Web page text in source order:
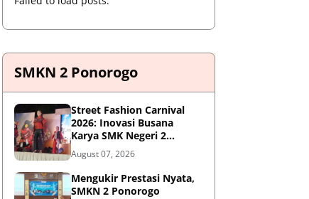
SMKN 2 Ponorogo
Street Fashion Carnival
2026: Inovasi Busana
Karya SMK Negeri 2
Ponorogo
August 07, 2026
Mengukir Prestasi Nyata,
SMKN 2 Ponorogo